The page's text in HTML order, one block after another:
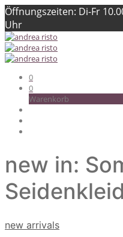
Öffnungszeiten: Di-Fr
Uhr
0
0
Warenkorb
new in:
new arrivals